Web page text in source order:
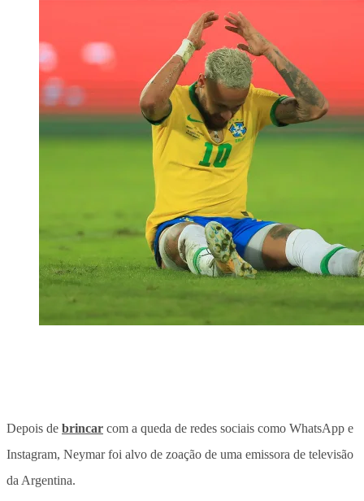
Depois de brincar com a queda de redes sociais como WhatsApp e
Instagram, Neymar foi alvo de zoação de uma emissora de televisão
da Argentina.